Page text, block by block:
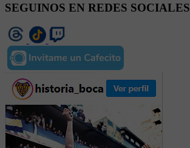
SEGUINOS EN REDES SOCIALES